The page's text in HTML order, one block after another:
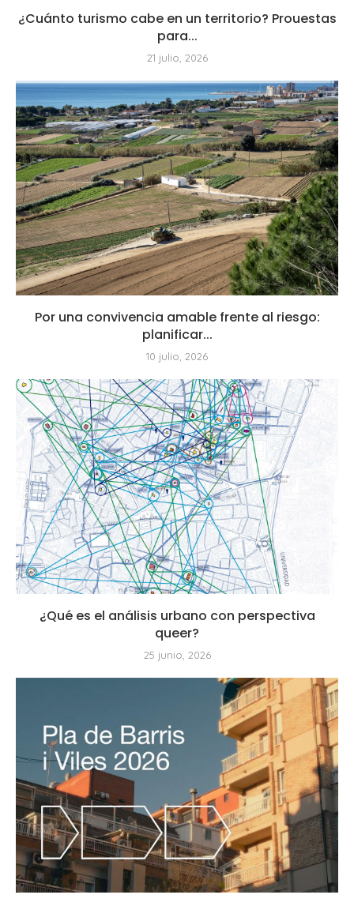
¿Cuánto turismo cabe en un territorio? Prouestas
para...
21 julio, 2026
Por una convivencia amable frente al riesgo:
planificar...
10 julio, 2026
¿Qué es el análisis urbano con perspectiva
queer?
25 junio, 2026